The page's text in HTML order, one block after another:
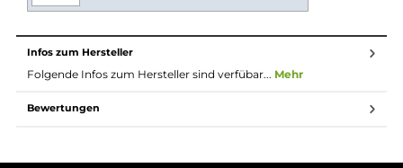
Nikotinsalz Liquids
Nikotin ist in Liquids bekannt dafür, dass es einen
scharfen, reizenden Eigengeschmack hat. Mit
Nikotinsalz (oder auch NicSalt) ist es einerseits
Zug aufzunehmen, andererseits erfolgt die Aufnahme
weniger Züge braucht um die gleiche